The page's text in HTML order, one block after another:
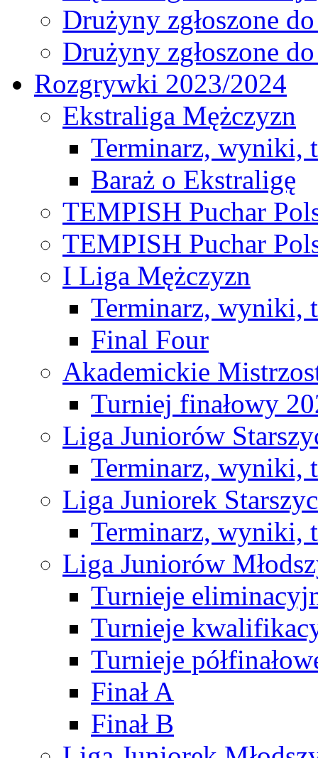
Drużyny zgłoszone
Drużyny zgłoszone
Rozgrywki 2023/2024
Ekstraliga Mężczyzn
Terminarz, wyniki,
Baraż o Ekstraligę
TEMPISH Puchar
TEMPISH Puchar
I Liga Mężczyzn
Terminarz, wyniki,
Final Four
Akademickie
Turniej finałowy
Liga Juniorów
Terminarz, wyniki,
Liga Juniorek
Terminarz, wyniki,
Liga Juniorów
Turnieje
Turnieje
Turnieje
Finał A
Finał B